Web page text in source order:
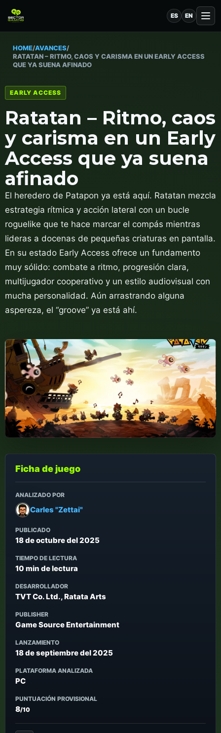
ES EN
HOME/AVANCES/
RATATAN – RITMO, CAOS Y CARISMA EN UN EARLY ACCESS
QUE YA SUENA AFINADO
EARLY ACCESS
Ratatan – Ritmo, caos
y carisma en un Early
Access que ya suena
afinado
El heredero de Patapon ya está aquí. Ratatan mezcla
estrategia rítmica y acción lateral con un bucle
roguelike que te hace marcar el compás mientras
lideras a docenas de pequeñas criaturas en pantalla.
En su estado Early Access ofrece un fundamento
muy sólido: combate a ritmo, progresión clara,
multijugador cooperativo y un estilo audiovisual con
mucha personalidad. Aún arrastrando alguna
aspereza, el “groove” ya está ahí.
Ficha de juego
ANALIZADO POR
Carles "Zettai"
PUBLICADO
18 de octubre del 2025
TIEMPO DE LECTURA
10 min de lectura
DESARROLLADOR
TVT Co. Ltd., Ratata Arts
PUBLISHER
Game Source Entertainment
LANZAMIENTO
18 de septiembre del 2025
PLATAFORMA ANALIZADA
PC
PUNTUACIÓN PROVISIONAL
8/10